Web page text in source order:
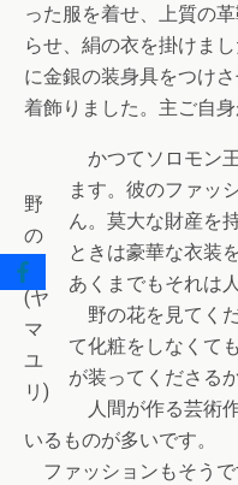
った服を着せ、上質の
らせ、絹の衣を掛けま
に金銀の装身具をつけ
着飾りました。主ご自
野
の
花
(ヤ
マ
ユ
リ)
かつてソロモン
ます。彼のファッ
ん。莫大な財産を
ときは豪華な衣装
あくまでもそれは
野の花を見てく
て化粧をしなくて
が装ってくださる
人間が作る芸術
いるものが多いです。
ファッションもそう